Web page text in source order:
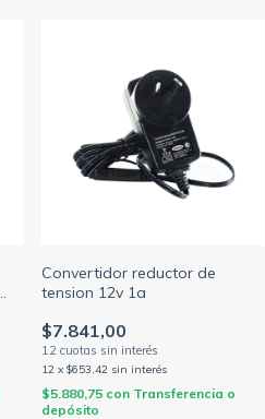
Convertidor reductor de
tension 12v 1a
$7.841,00
12 x $653,42 sin interés
$5.880,75 con Transferencia o
depósito